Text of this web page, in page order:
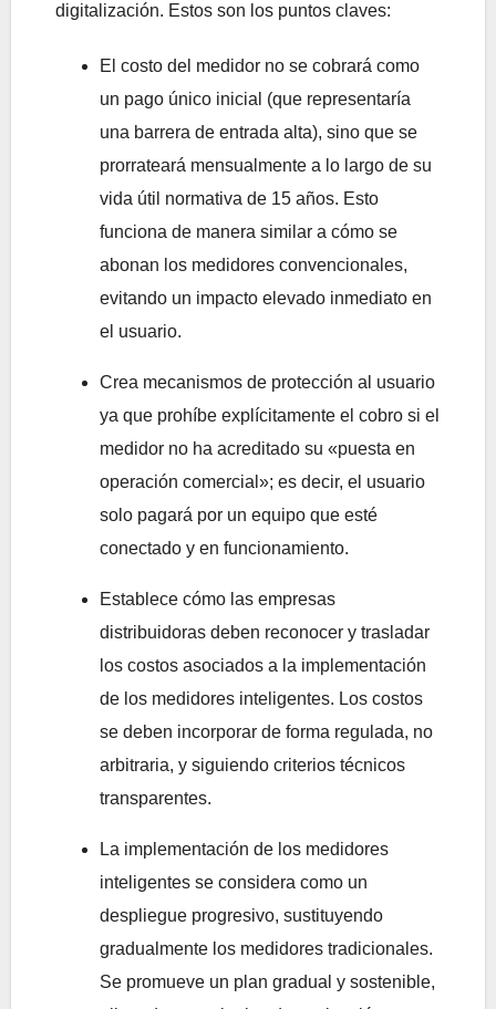
digitalización. Estos son los puntos claves:
El costo del medidor no se cobrará como
un pago único inicial (que representaría
una barrera de entrada alta), sino que se
prorrateará mensualmente a lo largo de su
vida útil normativa de 15 años. Esto
funciona de manera similar a cómo se
abonan los medidores convencionales,
evitando un impacto elevado inmediato en
el usuario.
Crea mecanismos de protección al usuario
ya que prohíbe explícitamente el cobro si el
medidor no ha acreditado su «puesta en
operación comercial»; es decir, el usuario
solo pagará por un equipo que esté
conectado y en funcionamiento.
Establece cómo las empresas
distribuidoras deben reconocer y trasladar
los costos asociados a la implementación
de los medidores inteligentes. Los costos
se deben incorporar de forma regulada, no
arbitraria, y siguiendo criterios técnicos
transparentes.
La implementación de los medidores
inteligentes se considera como un
despliegue progresivo, sustituyendo
gradualmente los medidores tradicionales.
Se promueve un plan gradual y sostenible,